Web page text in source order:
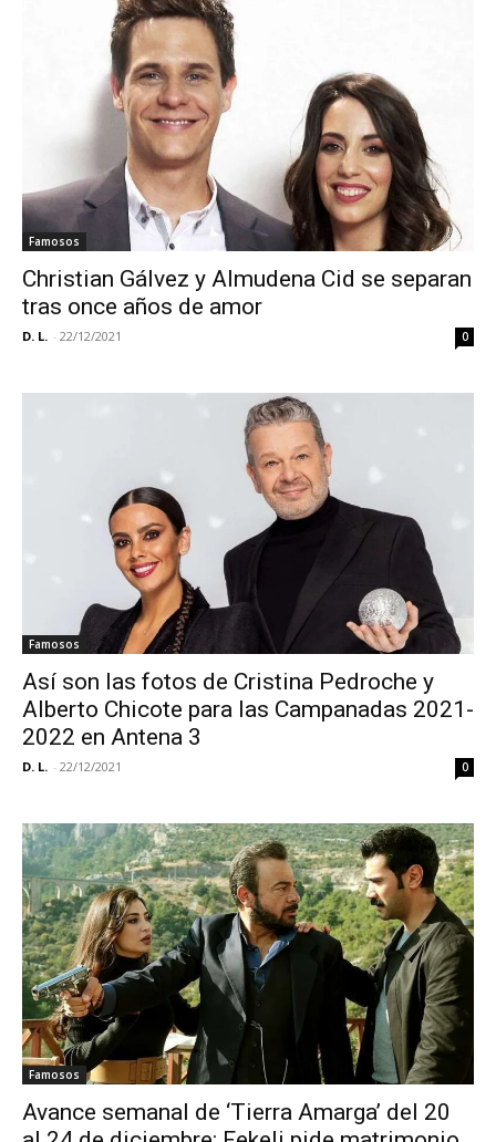
Famosos
Christian Gálvez y Almudena Cid se separan
tras once años de amor
D. L. - 22/12/2021 0
Famosos
Así son las fotos de Cristina Pedroche y
Alberto Chicote para las Campanadas 2021-
2022 en Antena 3
D. L. - 22/12/2021 0
Famosos
Avance semanal de ‘Tierra Amarga’ del 20